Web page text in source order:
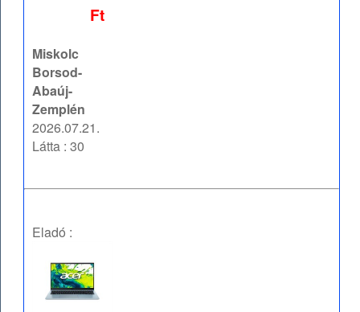
Ft
Miskolc
Borsod-
Abaúj-
Zemplén
2026.07.21.
Látta : 30
Eladó :